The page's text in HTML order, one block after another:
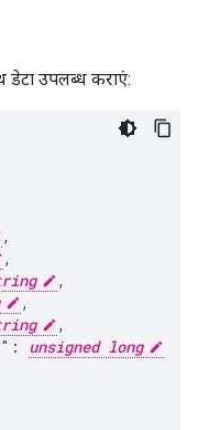
डेटा उपलब्ध कराएं:
,
,
,
,
,
unsigned long